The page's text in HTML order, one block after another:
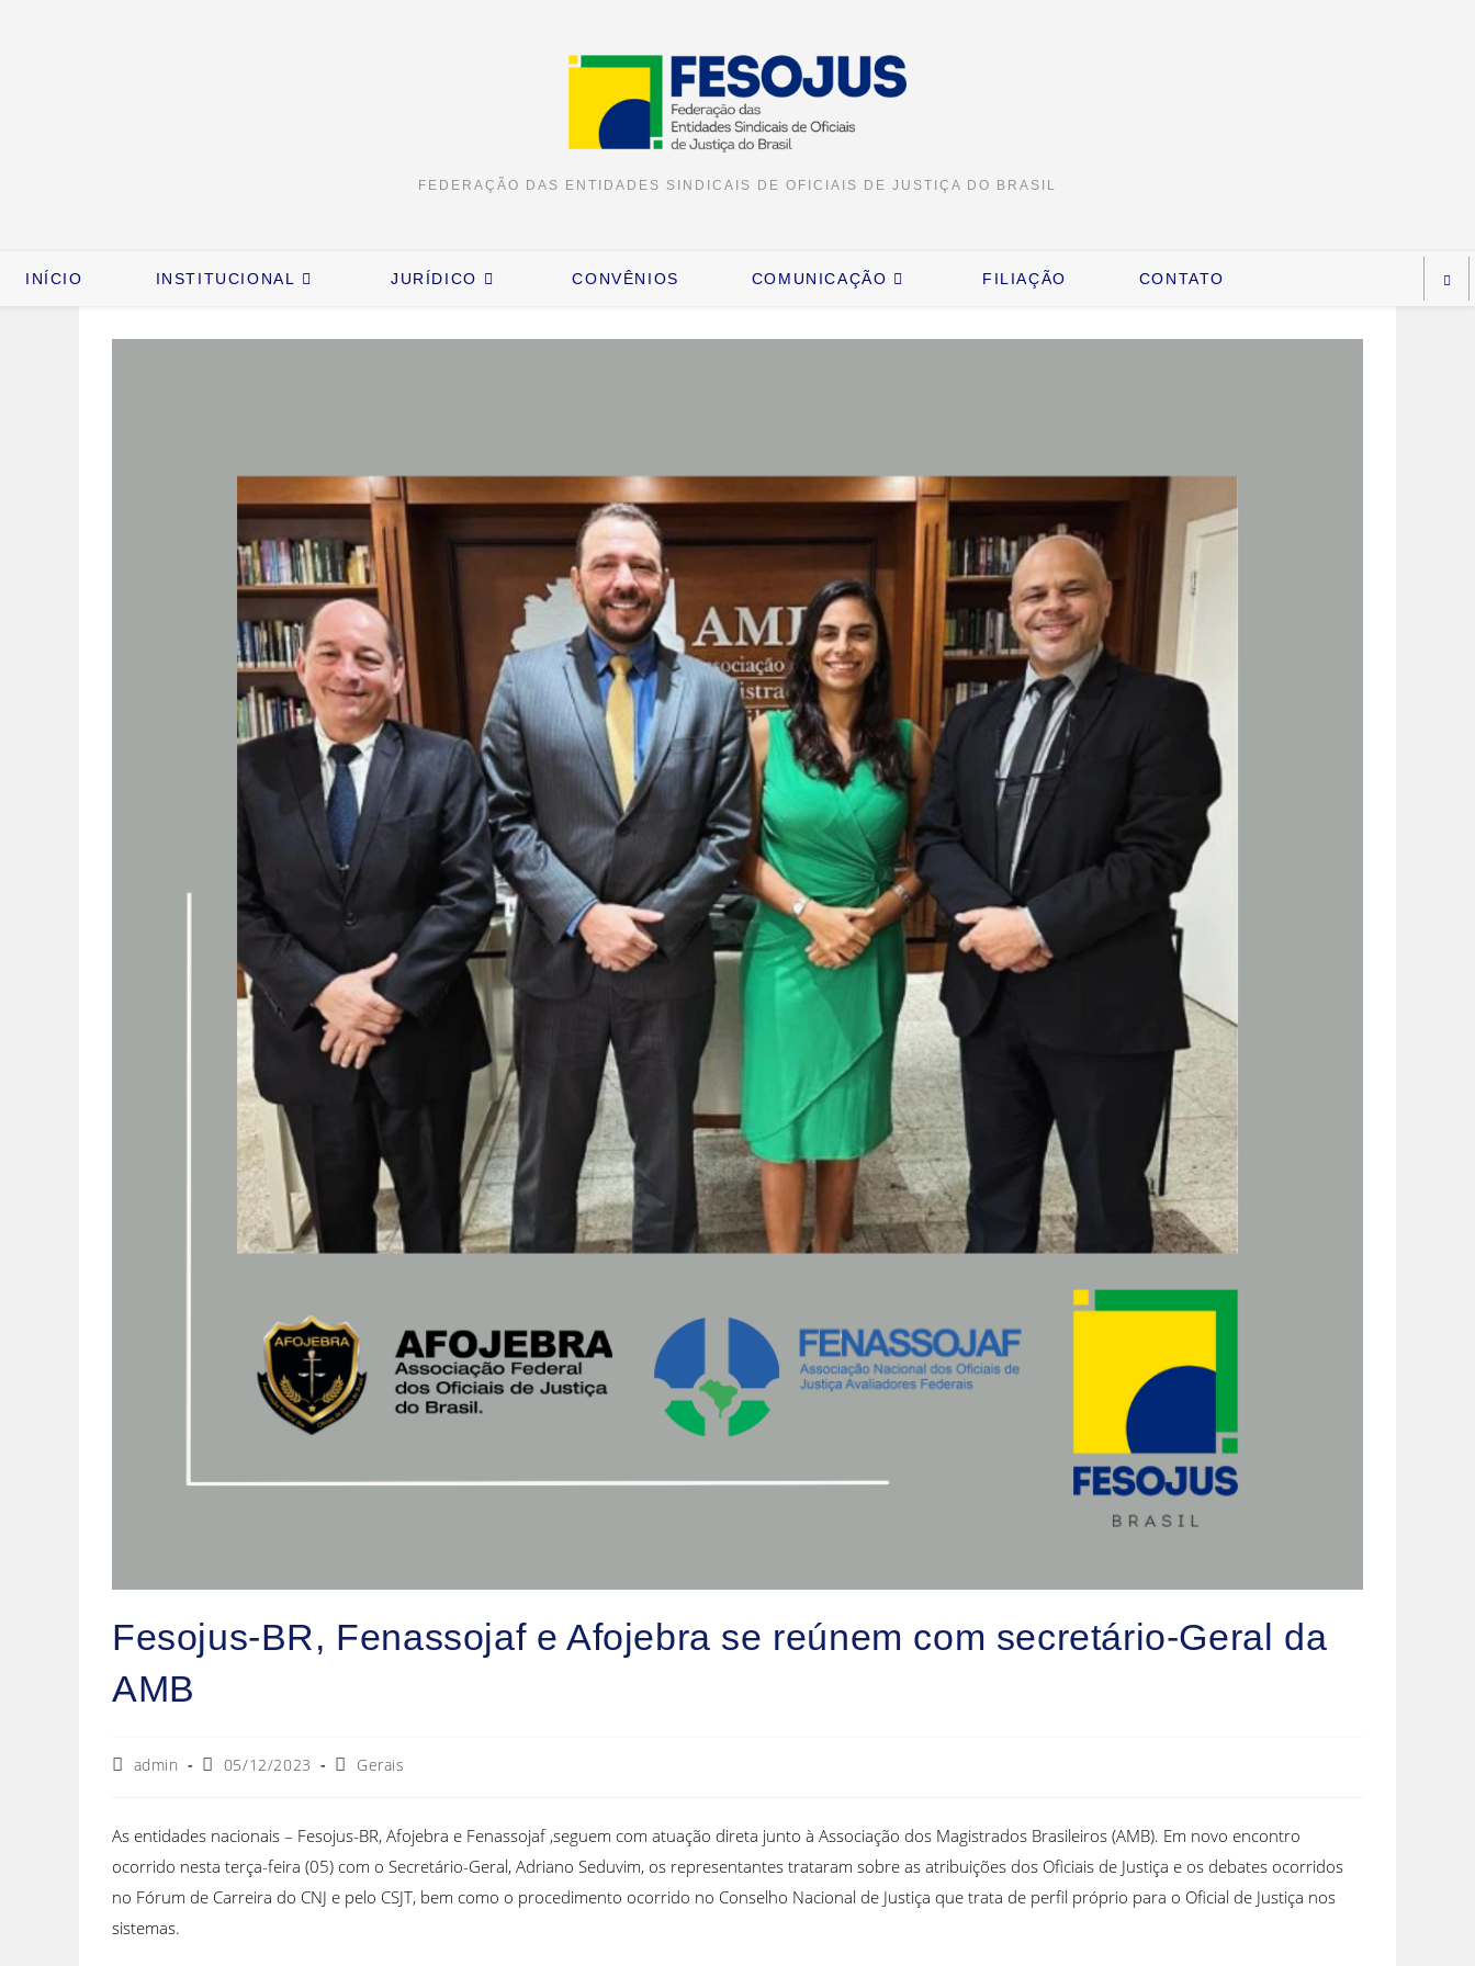
FEDERAÇÃO DAS ENTIDADES SINDICAIS DE OFICIAIS DE JUSTIÇA DO BRASIL
INÍCIO INSTITUCIONAL JURÍDICO CONVÊNIOS COMUNICAÇÃO FILIAÇÃO CONTATO
Fesojus-BR, Fenassojaf e Afojebra se reúnem com secretário-Geral da
AMB
admin 05/12/2023 Gerais
As entidades nacionais – Fesojus-BR, Afojebra e Fenassojaf ,seguem com atuação direta junto à Associação dos Magistrados Brasileiros (AMB). Em novo encontro
ocorrido nesta terça-feira (05) com o Secretário-Geral, Adriano Seduvim, os representantes trataram sobre as atribuições dos Oficiais de Justiça e os debates ocorridos
no Fórum de Carreira do CNJ e pelo CSJT, bem como o procedimento ocorrido no Conselho Nacional de Justiça que trata de perfil próprio para o Oficial de Justiça nos
sistemas.